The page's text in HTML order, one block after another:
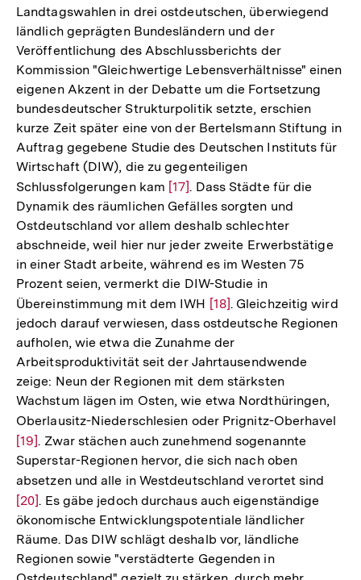
Fußnote
Landtagswahlen in drei ostdeutschen, überwiegend
ländlich geprägten Bundesländern und der
Veröffentlichung des Abschlussberichts der
Kommission "Gleichwertige Lebensverhältnisse" einen
eigenen Akzent in der Debatte um die Fortsetzung
bundesdeutscher Strukturpolitik setzte, erschien
kurze Zeit später eine von der Bertelsmann Stiftung in
Auftrag gegebene Studie des Deutschen Instituts für
Wirtschaft (DIW), die zu gegenteiligen
Schlussfolgerungen kam Zur
Auflösung
der
Fußnote
[17]. Dass Städte für die
Dynamik des räumlichen Gefälles sorgten und
Ostdeutschland vor allem deshalb schlechter
abschneide, weil hier nur jeder zweite Erwerbstätige
in einer Stadt arbeite, während es im Westen 75
Prozent seien, vermerkt die DIW-Studie in
Übereinstimmung mit dem IWH Zur
Auflösung
der
Fußnote
[18]. Gleichzeitig wird
jedoch darauf verwiesen, dass ostdeutsche Regionen
aufholen, wie etwa die Zunahme der
Arbeitsproduktivität seit der Jahrtausendwende
zeige: Neun der Regionen mit dem stärksten
Wachstum lägen im Osten, wie etwa Nordthüringen,
Oberlausitz-Niederschlesien oder Prignitz-Oberhavel
[19]. Zwar stächen auch zunehmend sogenannte
Superstar-Regionen hervor, die sich nach oben
absetzen und alle in Westdeutschland verortet sind
[20]. Es gäbe jedoch durchaus auch eigenständige
ökonomische Entwicklungspotentiale ländlicher
Räume. Das DIW schlägt deshalb vor, ländliche
Regionen sowie "verstädterte Gegenden in